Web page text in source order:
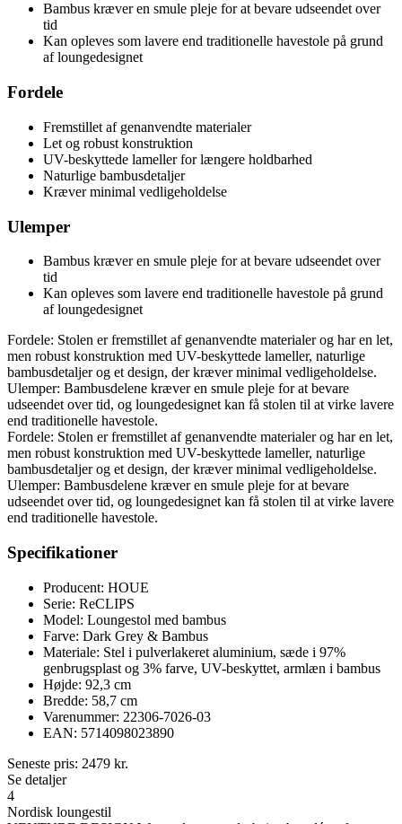
Bambus kræver en smule pleje for at bevare udseendet over
tid
Kan opleves som lavere end traditionelle havestole på grund
af loungedesignet
Fordele
Fremstillet af genanvendte materialer
Let og robust konstruktion
UV-beskyttede lameller for længere holdbarhed
Naturlige bambusdetaljer
Kræver minimal vedligeholdelse
Ulemper
Bambus kræver en smule pleje for at bevare udseendet over
tid
Kan opleves som lavere end traditionelle havestole på grund
af loungedesignet
Fordele: Stolen er fremstillet af genanvendte materialer og har en let,
men robust konstruktion med UV-beskyttede lameller, naturlige
bambusdetaljer og et design, der kræver minimal vedligeholdelse.
Ulemper: Bambusdelene kræver en smule pleje for at bevare
udseendet over tid, og loungedesignet kan få stolen til at virke lavere
end traditionelle havestole.
Fordele: Stolen er fremstillet af genanvendte materialer og har en let,
men robust konstruktion med UV-beskyttede lameller, naturlige
bambusdetaljer og et design, der kræver minimal vedligeholdelse.
Ulemper: Bambusdelene kræver en smule pleje for at bevare
udseendet over tid, og loungedesignet kan få stolen til at virke lavere
end traditionelle havestole.
Specifikationer
Producent: HOUE
Serie: ReCLIPS
Model: Loungestol med bambus
Farve: Dark Grey & Bambus
Materiale: Stel i pulverlakeret aluminium, sæde i 97%
genbrugsplast og 3% farve, UV-beskyttet, armlæn i bambus
Højde: 92,3 cm
Bredde: 58,7 cm
Varenummer: 22306-7026-03
EAN: 5714098023890
Seneste pris: 2479 kr.
Se detaljer
4
Nordisk loungestil